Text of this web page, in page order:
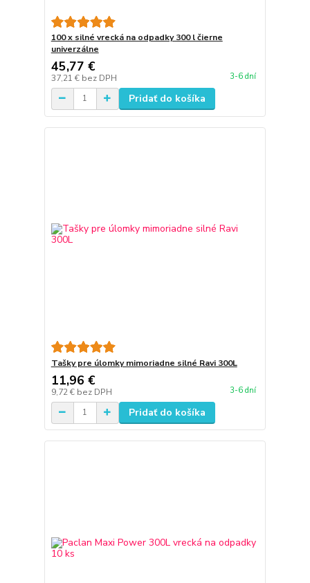
100 x silné vrecká na odpadky 300 l čierne
univerzálne
45,77 €
37,21 € bez DPH 3-6 dní
Pridať do košíka
Tašky pre úlomky mimoriadne silné Ravi 300L
11,96 €
9,72 € bez DPH 3-6 dní
Pridať do košíka